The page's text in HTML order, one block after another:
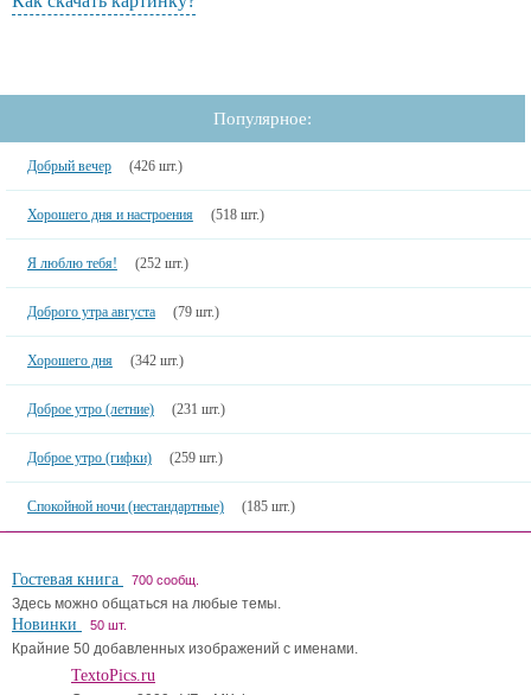
Популярное:
Добрый вечер (426 шт.)
Хорошего дня и настроения (518 шт.)
Я люблю тебя! (252 шт.)
Доброго утра августа (79 шт.)
Хорошего дня (342 шт.)
Доброе утро (летние) (231 шт.)
Доброе утро (гифки) (259 шт.)
Спокойной ночи (нестандартные) (185 шт.)
Гостевая книга 700 сообщ.
Здесь можно общаться на любые темы.
Новинки 50 шт.
Крайние 50 добавленных изображений с именами.
TextoPics.ru